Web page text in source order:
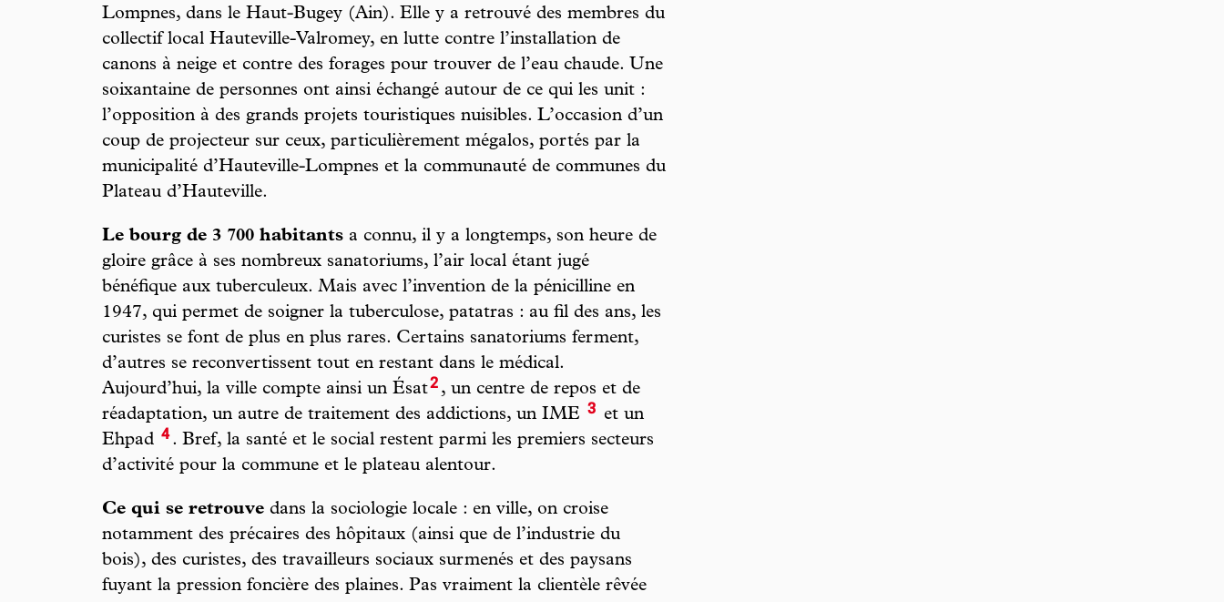
Lompnes, dans le Haut-Bugey (Ain). Elle y a retrouvé des membres du
collectif local Hauteville-Valromey, en lutte contre l’installation de
canons à neige et contre des forages pour trouver de l’eau chaude. Une
soixantaine de personnes ont ainsi échangé autour de ce qui les unit :
l’opposition à des grands projets touristiques nuisibles. L’occasion d’un
coup de projecteur sur ceux, particulièrement mégalos, portés par la
municipalité d’Hauteville-Lompnes et la communauté de communes du
Plateau d’Hauteville.
Le bourg de 3 700 habitants a connu, il y a longtemps, son heure de
gloire grâce à ses nombreux sanatoriums, l’air local étant jugé
bénéfique aux tuberculeux. Mais avec l’invention de la pénicilline en
1947, qui permet de soigner la tuberculose, patatras : au fil des ans, les
curistes se font de plus en plus rares. Certains sanatoriums ferment,
d’autres se reconvertissent tout en restant dans le médical.
Aujourd’hui, la ville compte ainsi un Ésat2 , un centre de repos et de
réadaptation, un autre de traitement des addictions, un IME 3
et un
Ehpad 4. Bref, la santé et le social restent parmi les premiers secteurs
d’activité pour la commune et le plateau alentour.
Ce qui se retrouve dans la sociologie locale : en ville, on croise
notamment des précaires des hôpitaux (ainsi que de l’industrie du
bois), des curistes, des travailleurs sociaux surmenés et des paysans
fuyant la pression foncière des plaines. Pas vraiment la clientèle rêvée